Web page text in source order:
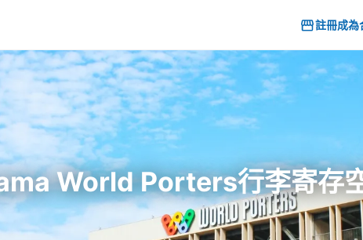
註冊成為
World Porters行李寄存